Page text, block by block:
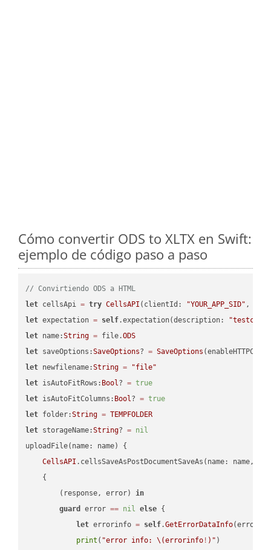
Cómo convertir ODS to XLTX en Swift:
ejemplo de código paso a paso
// Convirtiendo ODS a HTML
let cellsApi = try CellsAPI (clientId: "YOUR_APP_SID" ,
let expectation = self.expectation(description:
let name:String = file.ODS
let saveOptions:SaveOptions? = SaveOptions
let newfilename:String =
"file"
let isAutoFitRows: Bool? = true
let isAutoFitColumns: Bool? = true
let folder:String = TEMPFOLDER
let storageName:String? = nil
uploadFile(name: name) {
CellsAPI .cellsSaveAsPostDocumentSaveAs(name:
    {
        (response, error)
in
guard
error == nil else {
let errorinfo = self.GetErrorDataInfo(error:
print ( "error info: \(errorinfo ! ) " )